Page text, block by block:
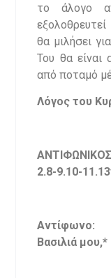
το άλογο
θα μιλήσει
Του θα είναι
από ποταμό
Λόγος του
2.8-9.10-
Βασιλιά μου,*
και